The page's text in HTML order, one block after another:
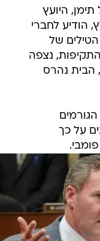
היועץ
הודיע לחברי
של
נצפה
הבית נהרס
על כך